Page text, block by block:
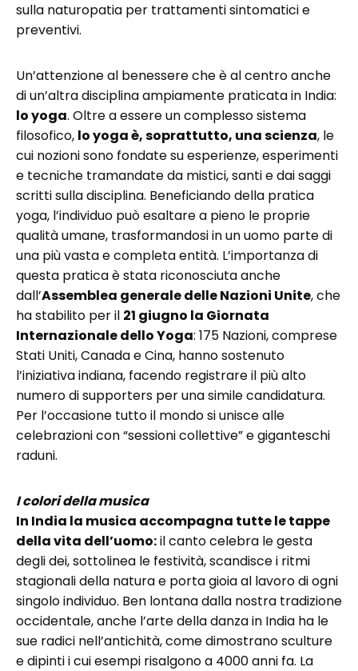
sulla naturopatia per trattamenti sintomatici e
preventivi.
Un’attenzione al benessere che è al centro anche
di un’altra disciplina ampiamente praticata in India:
lo yoga. Oltre a essere un complesso sistema
filosofico, lo yoga è, soprattutto, una scienza, le
cui nozioni sono fondate su esperienze, esperimenti
e tecniche tramandate da mistici, santi e dai saggi
scritti sulla disciplina. Beneficiando della pratica
yoga, l’individuo può esaltare a pieno le proprie
qualità umane, trasformandosi in un uomo parte di
una più vasta e completa entità. L’importanza di
questa pratica è stata riconosciuta anche
dall’Assemblea generale delle Nazioni Unite, che
ha stabilito per il 21 giugno la Giornata
Internazionale dello Yoga: 175 Nazioni, comprese
Stati Uniti, Canada e Cina, hanno sostenuto
l’iniziativa indiana, facendo registrare il più alto
numero di supporters per una simile candidatura.
Per l’occasione tutto il mondo si unisce alle
celebrazioni con “sessioni collettive” e giganteschi
raduni.
I colori della musica
In India la musica accompagna tutte le tappe
della vita dell’uomo:il canto celebra le gesta
degli dei, sottolinea le festività, scandisce i ritmi
stagionali della natura e porta gioia al lavoro di ogni
singolo individuo. Ben lontana dalla nostra tradizione
occidentale, anche l’arte della danza in India ha le
sue radici nell’antichità, come dimostrano sculture
e dipinti i cui esempi risalgono a 4000 anni fa. La